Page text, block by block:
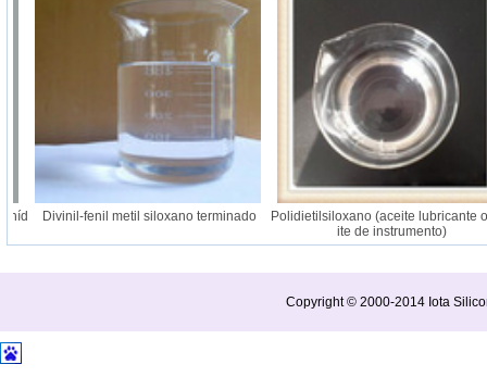
Divinil-fenil metil siloxano terminado
Polidietilsiloxano (aceite lubricante o
ite de instrumento)
Copyright © 2000-2014 Iota